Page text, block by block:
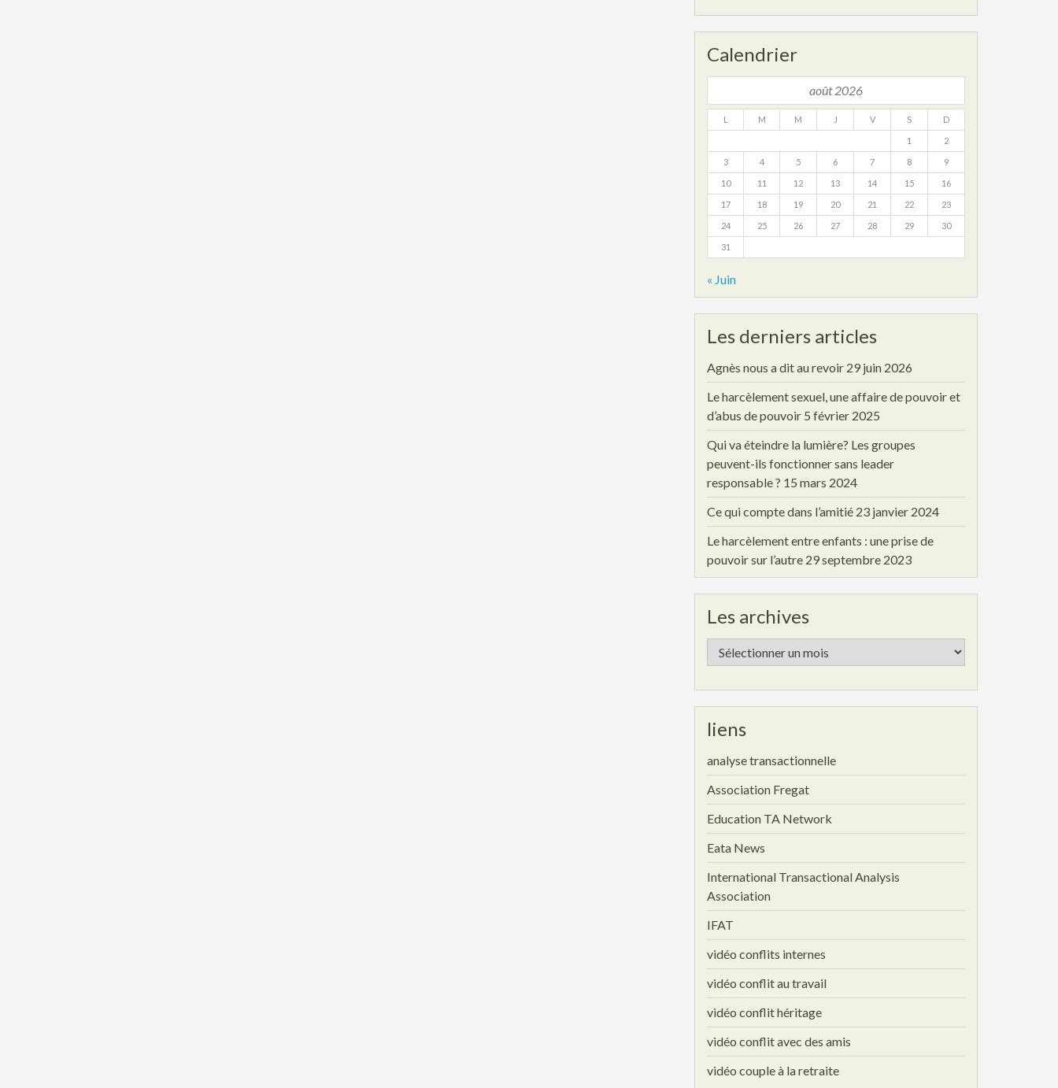
Calendrier
août 2026
L M M J V S D
1 2
3 4 5 6 7 8 9
10 11 12 13 14 15 16
17 18 19 20 21 22 23
24 25 26 27 28 29 30
31
« Juin
Les derniers articles
Agnès nous a dit au revoir 29 juin 2026
Le harcèlement sexuel, une affaire de pouvoir et
d’abus de pouvoir 5 février 2025
Qui va éteindre la lumière? Les groupes
peuvent-ils fonctionner sans leader
responsable ? 15 mars 2024
Ce qui compte dans l’amitié 23 janvier 2024
Le harcèlement entre enfants : une prise de
pouvoir sur l’autre 29 septembre 2023
Les archives
Les
archives
liens
analyse transactionnelle
Association Fregat
Education TA Network
Eata News
International Transactional Analysis
Association
IFAT
vidéo conflits internes
vidéo conflit au travail
vidéo conflit héritage
vidéo conflit avec des amis
vidéo couple à la retraite